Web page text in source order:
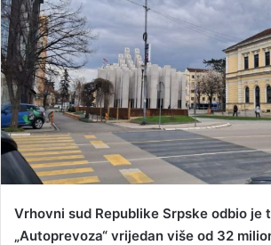
e
m
a
i
l
Vrhovni sud Republike Srpske odbio je
„Autoprevoza“ vrijedan više od 32